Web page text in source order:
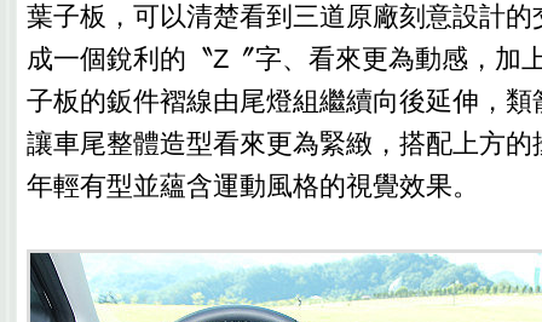
葉子板，可以清楚看到三道原廠刻意設計
成一個銳利的〝Z〞字、看來更為動感，加
子板的鈑件褶線由尾燈組繼續向後延伸，
讓車尾整體造型看來更為緊緻，搭配上方
年輕有型並蘊含運動風格的視覺效果。